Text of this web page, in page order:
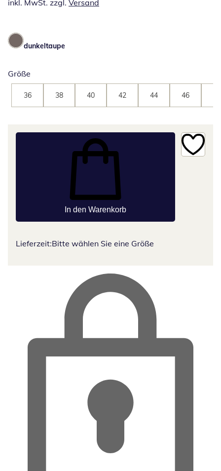
inkl. MwSt. zzgl. Versand
dunkeltaupe
Größe
36 38 40 42 44 46
In den Warenkorb
Lieferzeit:Bitte wählen Sie eine Größe